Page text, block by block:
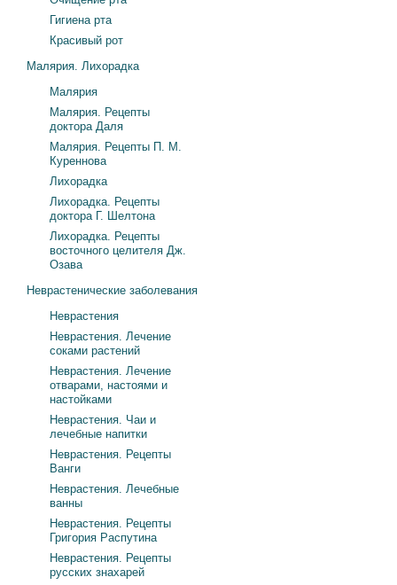
Гигиена рта
Красивый рот
Малярия. Лихорадка
Малярия
Малярия. Рецепты
доктора Даля
Малярия. Рецепты П. М.
Куреннова
Лихорадка
Лихорадка. Рецепты
доктора Г. Шелтона
Лихорадка. Рецепты
восточного целителя Дж.
Озава
Неврастенические заболевания
Неврастения
Неврастения. Лечение
соками растений
Неврастения. Лечение
отварами, настоями и
настойками
Неврастения. Чаи и
лечебные напитки
Неврастения. Рецепты
Ванги
Неврастения. Лечебные
ванны
Неврастения. Рецепты
Григория Распутина
Неврастения. Рецепты
русских знахарей